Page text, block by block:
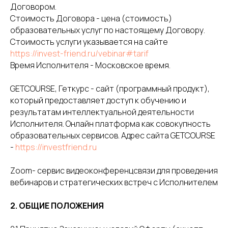
Договором.
Стоимость Договора - цена (стоимость)
образовательных услуг по настоящему Договору.
Стоимость услуги указывается на сайте
https://invest-friend.ru/vebinar#tarif
Время Исполнителя - Московское время.
GETCOURSE, Геткурс - сайт (программный продукт),
который предоставляет доступ к обучению и
результатам интеллектуальной деятельности
Исполнителя. Онлайн платформа как совокупность
образовательных сервисов. Адрес сайта GETCOURSE
- https://investfriend.ru
Zoom- сервис видеоконференцсвязи для проведения
вебинаров и стратегических встреч с Исполнителем
2. ОБЩИЕ ПОЛОЖЕНИЯ